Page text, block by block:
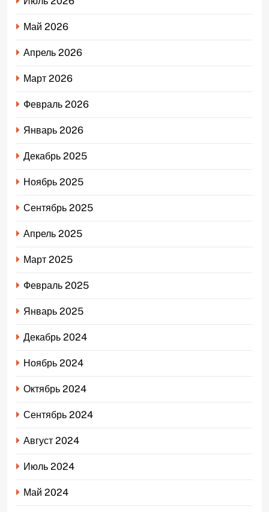
Май 2026
Апрель 2026
Март 2026
Февраль 2026
Январь 2026
Декабрь 2025
Ноябрь 2025
Сентябрь 2025
Апрель 2025
Март 2025
Февраль 2025
Январь 2025
Декабрь 2024
Ноябрь 2024
Октябрь 2024
Сентябрь 2024
Август 2024
Июль 2024
Май 2024